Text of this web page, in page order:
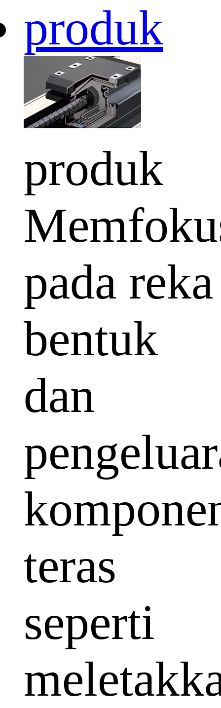
produk
produk
pada reka
bentuk
dan
teras
seperti